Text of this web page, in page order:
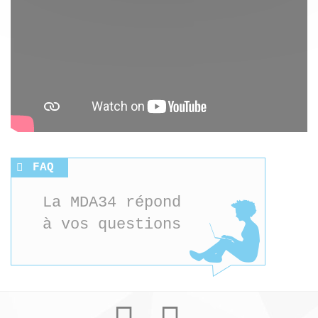
FAQ
La MDA34 répond
à vos questions